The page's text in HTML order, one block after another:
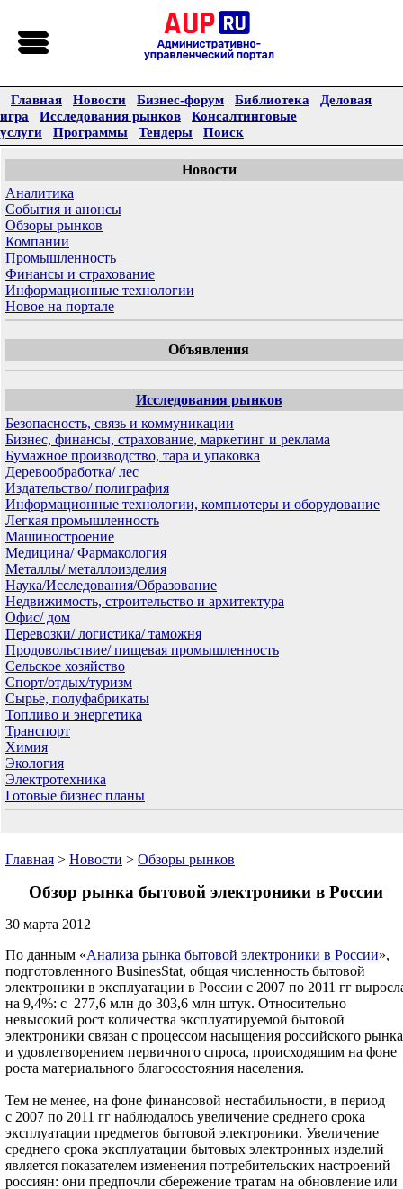
Главная Новости Бизнес-форум Библиотека
Деловая
игра
Исследования рынков
Консалтинговые
услуги
Программы Тендеры Поиск
Новости
Аналитика
События и анонсы
Обзоры рынков
Компании
Промышленность
Финансы и страхование
Информационные технологии
Новое на портале
Объявления
Исследования рынков
Безопасность, связь и коммуникации
Бизнес, финансы, страхование, маркетинг и реклама
Бумажное производство, тара и упаковка
Деревообработка/ лес
Издательство/ полиграфия
Информационные технологии, компьютеры и оборудование
Легкая промышленность
Машиностроение
Медицина/ Фармакология
Металлы/ металлоизделия
Наука/Исследования/Образование
Недвижимость, строительство и архитектура
Офис/ дом
Перевозки/ логистика/ таможня
Продовольствие/ пищевая промышленность
Сельское хозяйство
Спорт/отдых/туризм
Сырье, полуфабрикаты
Топливо и энергетика
Транспорт
Химия
Экология
Электротехника
Готовые бизнес планы
Главная > Новости > Обзоры рынков
Обзор рынка бытовой электроники в России
30 марта 2012
По данным «Анализа рынка бытовой электроники в России»,
подготовленного BusinesStat, общая численность бытовой
электроники в эксплуатации в России с 2007 по 2011 гг
на 9,4%: с 277,6 млн до 303,6 млн штук. Относительно
невысокий рост количества эксплуатируемой бытовой
электроники связан с процессом насыщения российского рынка
и удовлетворением первичного спроса, происходящим на фоне
роста материального благосостояния населения.
Тем не менее, на фоне финансовой нестабильности, в период
с 2007 по 2011 гг наблюдалось увеличение среднего срока
эксплуатации предметов бытовой электроники. Увеличение
среднего срока эксплуатации бытовых электронных изделий
является показателем изменения потребительских настроений
россиян: они предпочли сбережение тратам на обновление или